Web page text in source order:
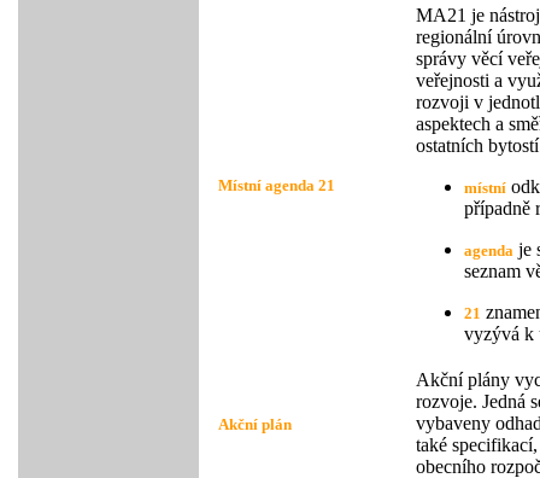
Místní agenda 21
MA21 je
regionální
správy věcí
veřejnosti a
rozvoji v
aspektech a
ostatních
místní
případně
agenda je
seznam
21 z
vyzývá k
Akční plán
Akční plány
rozvoje. Jedná
vybaveny
také
obecního